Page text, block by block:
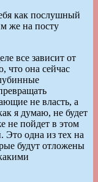
как послушный
же на посту
все зависит от
что она сейчас
не власть, а
я думаю, не будет
не пойдет в этом
Это одна из тех на
будут отложены